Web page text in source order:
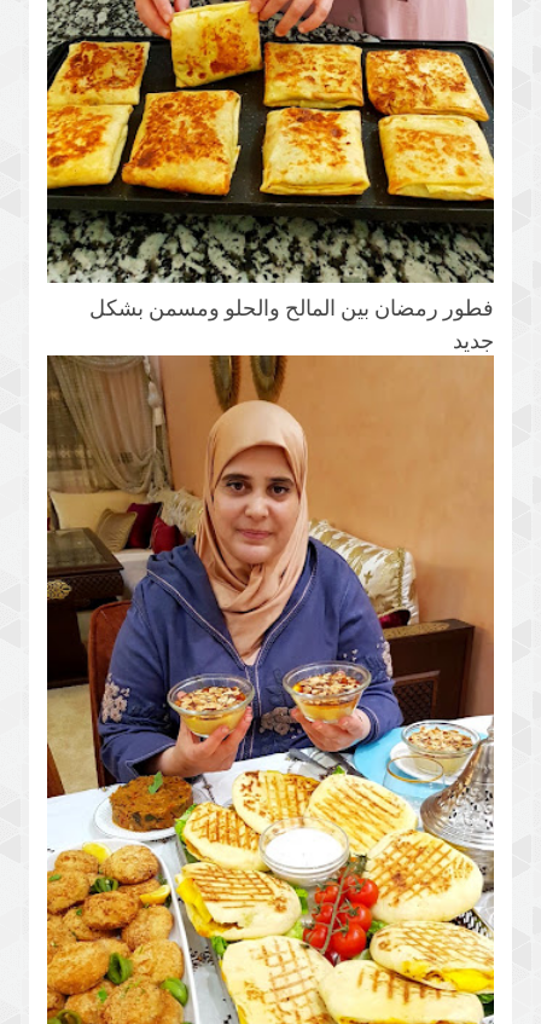
فطور رمضان بين المالح والحلو ومسمن بشكل
جديد